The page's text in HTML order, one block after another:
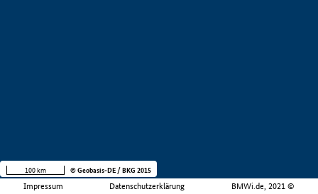
Impressum Datenschutzerklärung BMWi.de, 2021 ©
100 km © Geobasis-DE / BKG 2015